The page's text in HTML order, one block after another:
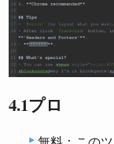
4.1プロ